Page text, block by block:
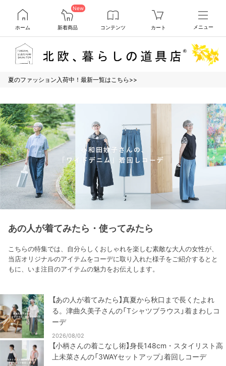
ホーム
New
新着商品 コンテンツ カート メニュー
夏のファッション入荷中！最新一覧はこちら>>
あの人が着てみたら・使ってみたら
こちらの特集では、自分らしくおしゃれを楽しむ素敵な大人の女性が、
当店オリジナルのアイテムをコーデに取り入れた様子をご紹介するとと
もに、いま注目のアイテムの魅力をお伝えします。
【あの人が着てみたら】真夏から秋口まで長くたよれ
る。津曲久美子さんの「Tシャツブラウス」着まわしコ
ーデ
2026/08/02
【小柄さんの着こなし術】身長148cm・スタイリスト高
上未菜さんの「3WAYセットアップ」着回しコーデ